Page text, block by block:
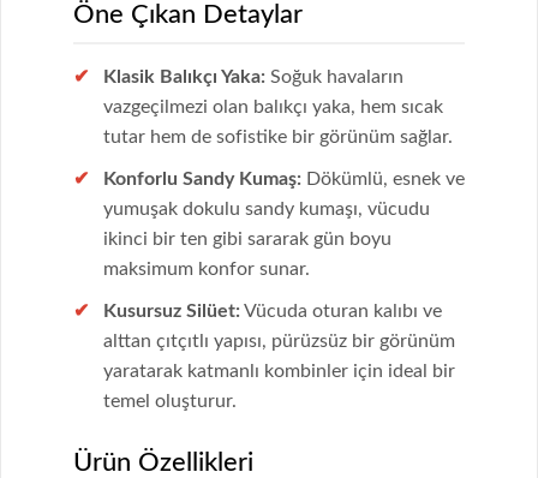
Öne Çıkan Detaylar
Klasik Balıkçı Yaka: Soğuk havaların
vazgeçilmezi olan balıkçı yaka, hem sıcak
tutar hem de sofistike bir görünüm sağlar.
Konforlu Sandy Kumaş: Dökümlü, esnek ve
yumuşak dokulu sandy kumaşı, vücudu
ikinci bir ten gibi sararak gün boyu
maksimum konfor sunar.
Kusursuz Silüet: Vücuda oturan kalıbı ve
alttan çıtçıtlı yapısı, pürüzsüz bir görünüm
yaratarak katmanlı kombinler için ideal bir
temel oluşturur.
Ürün Özellikleri